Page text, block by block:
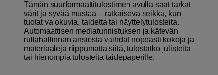
Tämän suurformaattitulostimen avulla saat tarkat
värit ja syvää mustaa – ratkaiseva seikka, kun
tuotat valokuvia, taidetta tai näyttelytulosteita.
Automaattisen mediatunnistuksen ja kätevän
rullahallinnan ansiosta vaihdat nopeasti kokoja ja
materiaaleja riippumatta siitä, tulostatko julisteita
tai hienompia tulosteita taidepaperille.